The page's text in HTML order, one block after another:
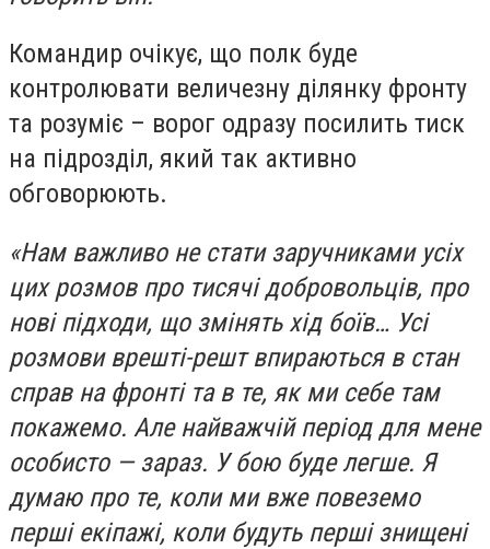
Командир очікує, що полк буде
контролювати величезну ділянку фронту
та розуміє – ворог одразу посилить тиск
на підрозділ, який так активно
обговорюють.
«Нам важливо не стати заручниками усіх
цих розмов про тисячі добровольців, про
нові підходи, що змінять хід боїв… Усі
розмови врешті-решт впираються в стан
справ на фронті та в те, як ми себе там
покажемо. Але найважчій період для мене
особисто — зараз. У бою буде легше. Я
думаю про те, коли ми вже повеземо
перші екіпажі, коли будуть перші знищені